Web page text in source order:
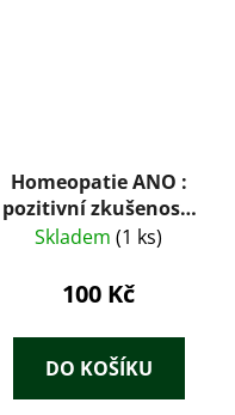
Homeopatie ANO :
pozitivní zkušenosti
pediatrů s českou
Skladem (1 ks)
100 Kč
DO KOŠÍKU